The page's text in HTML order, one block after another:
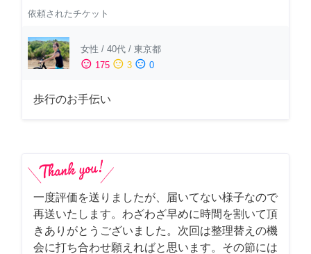
依頼されたチケット
女性 / 40代 / 東京都
sentiment_satisfied 175 sentiment_neutral 3 sentiment_dissatisfied 0
歩行のお手伝い
一度評価を送りましたが、届いてない様子なので
再送いたします。わざわざ早めに時間を割いて頂
きありがとうございました。次回は整理替えの機
会に打ち合わせ願えればと思います。その節には